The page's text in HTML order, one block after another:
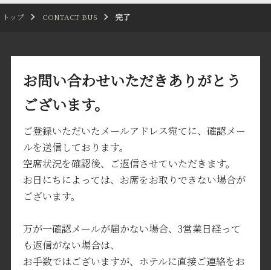
トップ CONTACT BUS 完了
お問い合わせいただきありがとう
ございます。
ご登録いただいたメールアドレス宛てに、確認メー
ルを送信しております。
空席状況を確認後、ご返信させていただきます。
お日にちによっては、お席をお取りできない場合が
ございます。
万が一確認メールが届かない場合、3営業日経って
も返信がない場合は、
お手数ではございますが、ホテルに直接ご連絡をお